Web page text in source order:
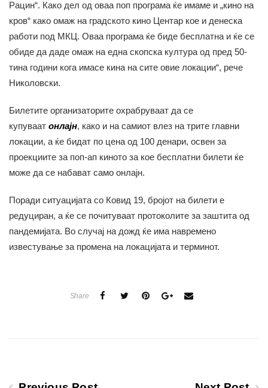
Рацин“. Како дел од оваа поп програма ќе имаме и „кино на
кров“ како омаж на градското кино Центар кое и денеска
работи под МКЦ. Оваа програма ќе биде бесплатна и ќе се
обиде да даде омаж на една скопска култура од пред 50-
тина години кога имасе кина на сите овие локации“, рече
Николовски.
Билетите организаторите охрабруваат да се
купуваат онлајн, како и на самиот влез на трите главни
локации, а ќе бидат по цена од 100 денари, освен за
проекциите за поп-ап киното за кое бесплатни билети ќе
може да се набават само онлајн.
Поради ситуацијата со Ковид 19, бројот на билети е
редуциран, а ќе се почитуваат протоколите за заштита од
пандемијата. Во случај на дожд ќе има навремено
известување за промена на локацијата и терминот.
Share